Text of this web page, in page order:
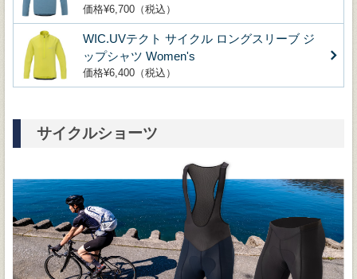
価格¥6,700（税込）
WIC.UVテクト サイクル ロングスリーブ ジ
ップシャツ Women's
価格¥6,400（税込）
サイクルショーツ